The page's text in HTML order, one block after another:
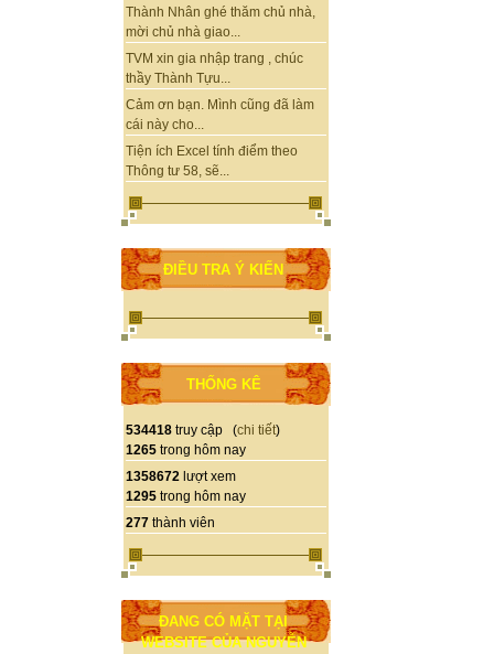
Thành Nhân ghé thăm chủ nhà,
mời chủ nhà giao...
TVM xin gia nhập trang , chúc
thầy Thành Tựu...
Cảm ơn bạn. Mình cũng đã làm
cái này cho...
Tiện ích Excel tính điểm theo
Thông tư 58, sẽ...
ĐIỀU TRA Ý KIẾN
THỐNG KÊ
534418 truy cập (chi tiết)
1265 trong hôm nay
1358672 lượt xem
1295 trong hôm nay
277 thành viên
ĐANG CÓ MẶT TẠI
WEBSITE CỦA NGUYỄN